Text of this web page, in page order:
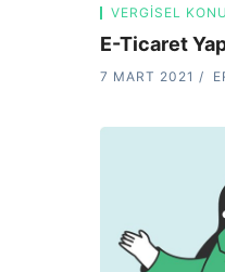
VERGISEL
E-Ticaret
7 MART 2021